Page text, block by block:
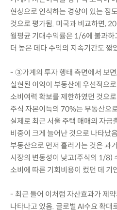
현상으로 인식하는 경향이 있는 점
것으로 평가됨. 미국과 비교하면,
월평균 기대수익률은 1/6에 불과
더 높은 데다 수익의 지속기간도 짧
- ③가계의 투자 행태 측면에서 보
실현된 이익이 부동산에 우선적으
소비여력 확보를 제한하였던 것으
주식 자본이득의 70%는 부동산으
실제로 최근 서울 주택 매매의 자금
비중이 크게 늘어난 것으로 나타났
부동산으로 먼저 흘러가는 것은
시장의 변동성이 낮고(주식의 1/8)
소비에 따른 기회비용이 컸던 데 기
- 최근 들어 이처럼 자산효과가 제
나타나고 있음. 글로벌 AI수요 확대